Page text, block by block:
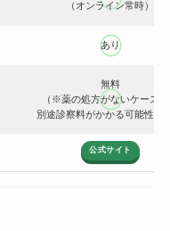
（オンライン常時）
あり
無料
（※薬の処方がないケース
別途診察料がかかる可能性あ
公式サイト